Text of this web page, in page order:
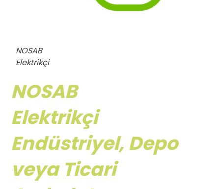
NOSAB
Elektrikçi
NOSAB
Elektrikçi
Endüstriyel, Depo
veya Ticari